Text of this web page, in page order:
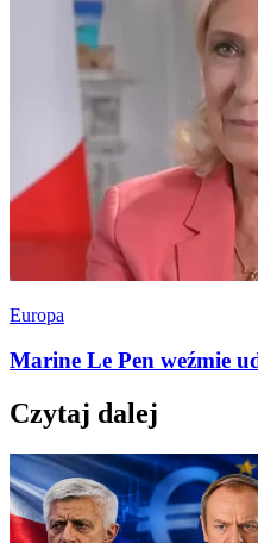
Europa
Marine Le Pen weźmie
Czytaj dalej